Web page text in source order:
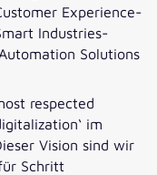
Experience-
Industries-
Solutions
respected
im
Vision sind wir
Schritt